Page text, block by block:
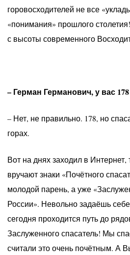
горовосходителей не все
«понимания» прошлого
с высоты современного
– Герман Германович, у вас
– Нет, не правильно. 178, но
горах.
Вот на днях заходил в
вручают знаки «Почётного
молодой парень, а уже
России». Невольно задаёшь
сегодня проходится путь до
Заслуженного спасатель! Мы
считали это очень почётным. А